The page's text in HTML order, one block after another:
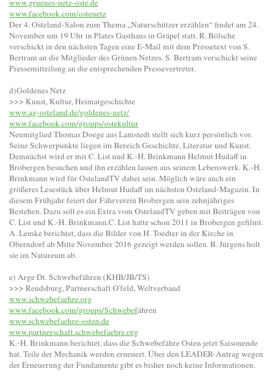
www.gruenes-netz-oste.de
www.facebook.com/ostenetz
Der 4. Osteland-Salon zum Thema „Naturschützer erzählen“ findet am 24.
November um 19 Uhr in Plates Gasthaus in Gräpel statt. R. Bölsche
verschickt in den nächsten Tagen eine E-Mail mit dem Pressetext von S.
Bertram an die Mitglieder des Grünen Netzes. S. Bertram verschickt seine
Pressemitteilung an die entsprechenden Pressevertreter.
d)Goldenes Netz
>>> Kunst, Kultur, Heimatgeschichte
www.ag-osteland.de/goldenes-netz/
www.facebook.com/groups/ostekultur
Neumitglied Thomas Doege aus Lamstedt stellt sich kurz persönlich vor.
Seine Schwerpunkte liegen im Bereich Geschichte, Literatur und Kunst.
Demnächst wird er mit C. List und K.-H. Brinkmann Helmut Hudaff in
Brobergen besuchen und ihn erzählen lassen aus seinem Lebenswerk. K.-H.
Brinkmann wird für OstelandTV dabei sein. Möglich wäre auch ein
größeres Lesestück über Helmut Hudaff im nächsten Osteland-Magazin. In
diesem Frühjahr feiert der Fährverein Brobergen sein zehnjähriges
Bestehen. Dazu soll es ein Extra vom OstelandTV geben mit Beiträgen von
C. List und K.-H. Brinkmann.C. List hatte schon 2011 in Brobergen gefilmt.
A. Lemke berichtet, dass die Bilder von H. Toedter in der Kirche in
Oberndorf ab Mitte November 2016 gezeigt werden sollen. B. Jürgens holt
sie im Natureum ab.
e) Arge Dt. Schwebefähren (KHB/JB/TS)
>>> Rendsburg, Partnerschaft O'feld, Weltverband
www.schwebefaehre.org
www.facebook.com/groups/Schwebefähren
www.schwebefaehre-osten.de
www.partnerschaft.schwebefaehre.org
K.-H. Brinkmann berichtet, dass die Schwebefähre Osten jetzt Saisonende
hat. Teile der Mechanik werden erneuert. Über den LEADER-Antrag wegen
der Erneuerung der Fundamente gibt es bisher noch keine Informationen.